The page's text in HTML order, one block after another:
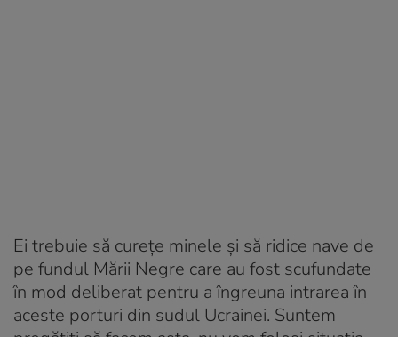
Ei trebuie să curețe minele și să ridice nave de
pe fundul Mării Negre care au fost scufundate
în mod deliberat pentru a îngreuna intrarea în
aceste porturi din sudul Ucrainei. Suntem